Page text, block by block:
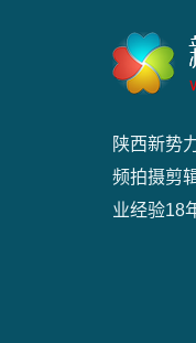
陕西新势
频拍摄剪
业经验18